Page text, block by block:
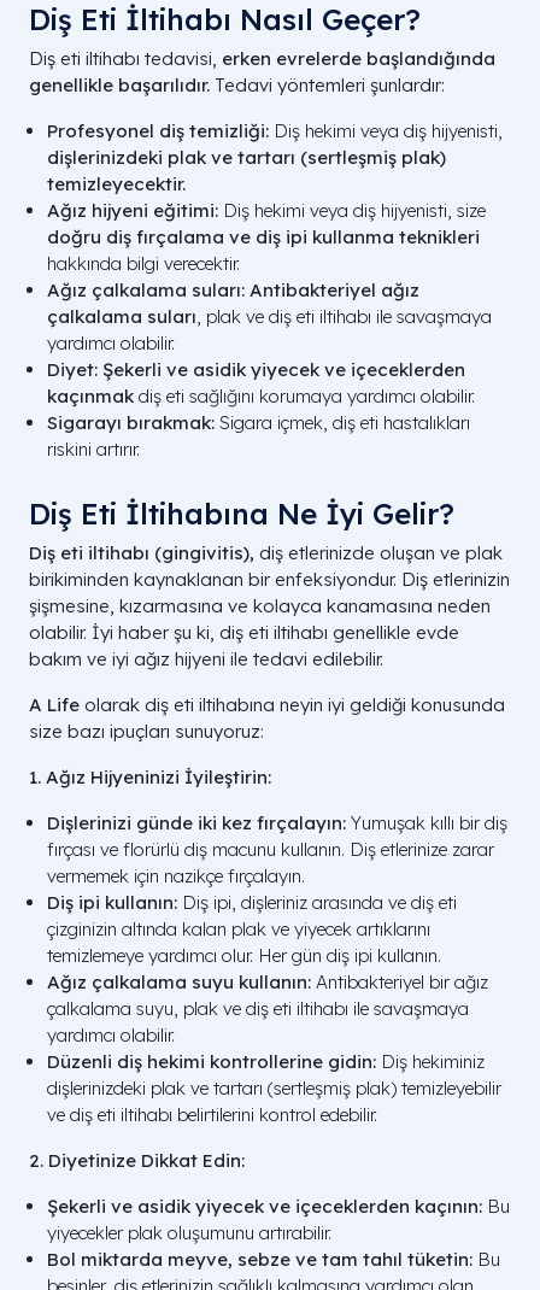
Diş Eti İltihabı Nasıl Geçer?
Diş eti iltihabı tedavisi, erken evrelerde başlandığında
genellikle başarılıdır. Tedavi yöntemleri şunlardır:
Profesyonel diş temizliği: Diş hekimi veya diş hijyenisti,
dişlerinizdeki plak ve tartarı (sertleşmiş plak)
temizleyecektir.
Ağız hijyeni eğitimi: Diş hekimi veya diş hijyenisti, size
doğru diş fırçalama ve diş ipi kullanma teknikleri
hakkında bilgi verecektir.
Ağız çalkalama suları: Antibakteriyel ağız
çalkalama suları, plak ve diş eti iltihabı ile savaşmaya
yardımcı olabilir.
Diyet: Şekerli ve asidik yiyecek ve içeceklerden
kaçınmak diş eti sağlığını korumaya yardımcı olabilir.
Sigarayı bırakmak: Sigara içmek, diş eti hastalıkları
riskini artırır.
Diş Eti İltihabına Ne İyi Gelir?
Diş eti iltihabı (gingivitis), diş etlerinizde oluşan ve plak
birikiminden kaynaklanan bir enfeksiyondur. Diş etlerinizin
şişmesine, kızarmasına ve kolayca kanamasına neden
olabilir. İyi haber şu ki, diş eti iltihabı genellikle evde
bakım ve iyi ağız hijyeni ile tedavi edilebilir.
A Life olarak diş eti iltihabına neyin iyi geldiği konusunda
size bazı ipuçları sunuyoruz:
1. Ağız Hijyeninizi İyileştirin:
Dişlerinizi günde iki kez fırçalayın: Yumuşak kıllı bir diş
fırçası ve florürlü diş macunu kullanın. Diş etlerinize zarar
vermemek için nazikçe fırçalayın.
Diş ipi kullanın: Diş ipi, dişleriniz arasında ve diş eti
çizginizin altında kalan plak ve yiyecek artıklarını
temizlemeye yardımcı olur. Her gün diş ipi kullanın.
Ağız çalkalama suyu kullanın: Antibakteriyel bir ağız
çalkalama suyu, plak ve diş eti iltihabı ile savaşmaya
yardımcı olabilir.
Düzenli diş hekimi kontrollerine gidin: Diş hekiminiz
dişlerinizdeki plak ve tartarı (sertleşmiş plak) temizleyebilir
ve diş eti iltihabı belirtilerini kontrol edebilir.
2. Diyetinize Dikkat Edin:
Şekerli ve asidik yiyecek ve içeceklerden kaçının: Bu
yiyecekler plak oluşumunu artırabilir.
Bol miktarda meyve, sebze ve tam tahıl tüketin: Bu